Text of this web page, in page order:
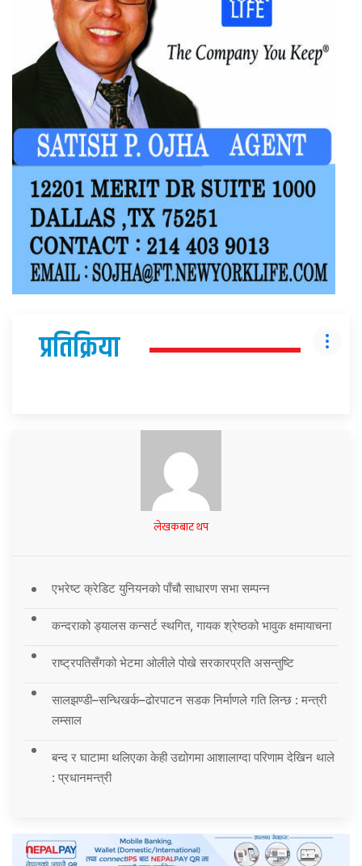
प्रतिक्रिया
लेखकबाट थप
एभरेष्ट क्रेडिट युनियनको पाँचौ साधारण सभा सम्पन्न
कन्दराको ड्यालस कन्सर्ट स्थगित, गायक श्रेष्ठको भावुक क्षमायाचना
राष्ट्रपतिसँगको भेटमा ओलीले पोखे सरकारप्रति असन्तुष्टि
सालझण्डी–सन्धिखर्क–ढोरपाटन सडक निर्माणले गति लिन्छ : मन्त्री
लम्साल
बन्द र घाटामा थलिएका केही उद्योगमा आशालाग्दा परिणाम देखिन थाले
: प्रधानमन्त्री